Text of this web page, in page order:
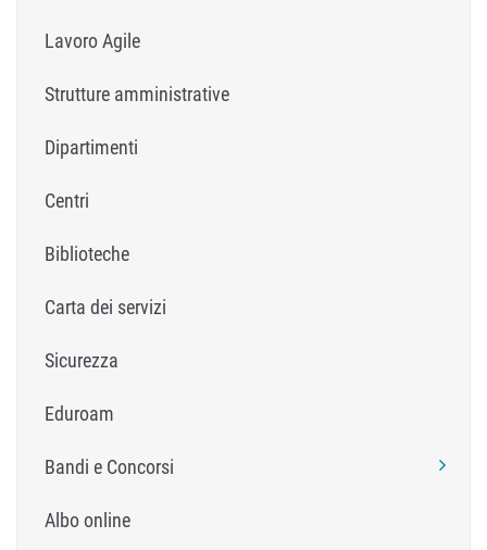
Lavoro Agile
Strutture amministrative
Dipartimenti
Centri
Biblioteche
Carta dei servizi
Sicurezza
Eduroam
Bandi e Concorsi
Albo online